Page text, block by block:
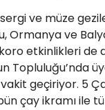
sergi ve müze
Ormanya ve
etkinlikleri de
Topluluğu’nda
geçiriyor. 5
çay ikramı ile